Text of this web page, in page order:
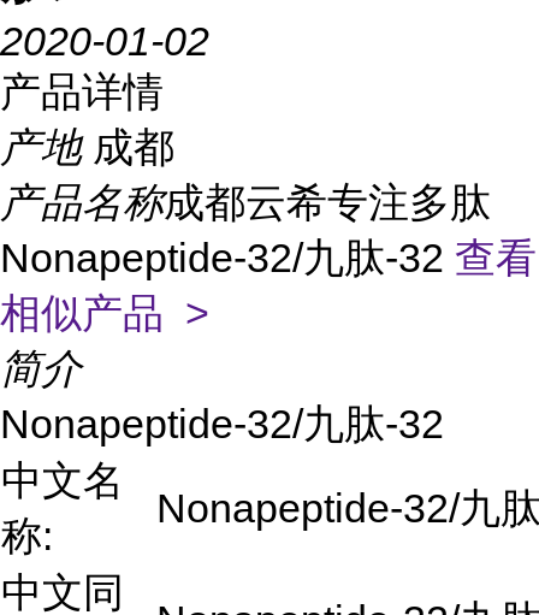
2020-01-02
产品详情
产地 成都
产品名称成都云希专注多肽
Nonapeptide-32/九肽-32 查看
相似产品 >
简介
Nonapeptide-32/九肽-32
中文名
称:
Nonapeptide-32/九
中文同